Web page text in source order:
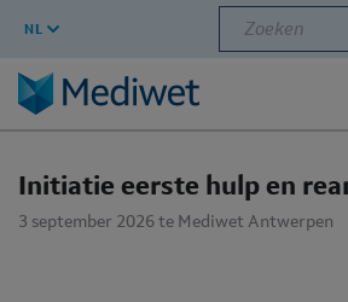
NL Zoeken
Initiatie eerste hulp en
3 september 2026te Mediwet Antwerpen